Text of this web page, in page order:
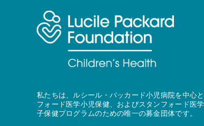
私たちは、ルシール・パッカード小児病院を中心
フォード医学小児保健、およびスタンフォード医
子保健プログラムのための唯一の募金団体です。